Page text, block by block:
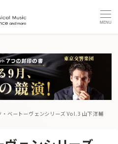
MENU
・ベートーヴェンシリーズ Vol.3 山下洋輔